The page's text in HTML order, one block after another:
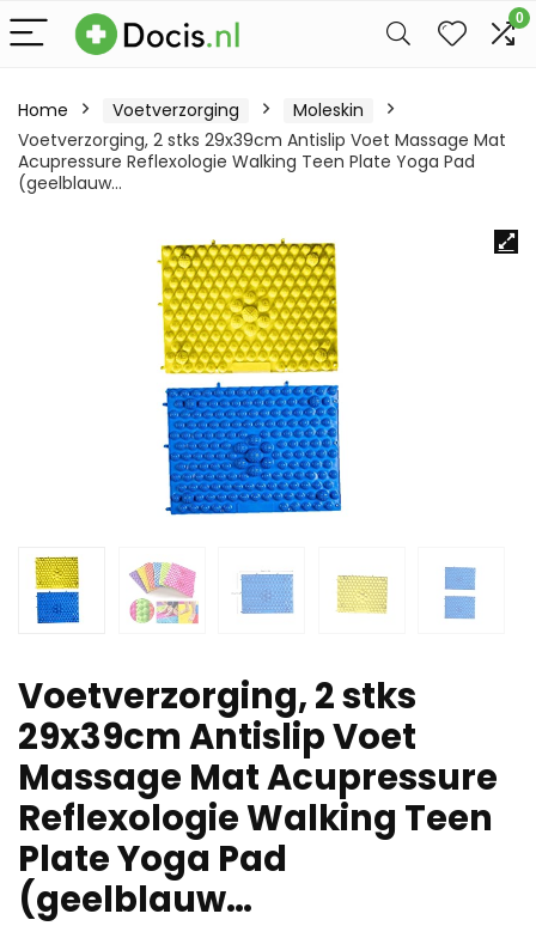
0
Home Voetverzorging
Moleskin
Voetverzorging, 2 stks 29x39cm Antislip Voet Massage Mat
Acupressure Reflexologie Walking Teen Plate Yoga Pad
(geelblauw…
Voetverzorging, 2 stks
29x39cm Antislip Voet
Massage Mat Acupressure
Reflexologie Walking Teen
Plate Yoga Pad
(geelblauw…